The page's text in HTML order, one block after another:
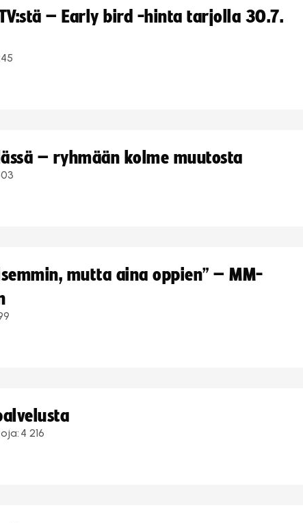
– Early bird -hinta tarjolla 30.7.
– ryhmään kolme muutosta
mutta aina oppien” – MM-
4 216